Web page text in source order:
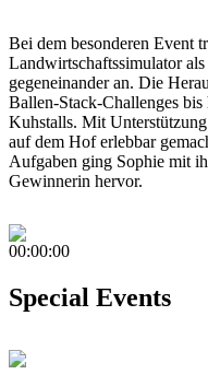
Bei dem besonderen Event
Landwirtschaftssimulator
gegeneinander an. Die
Ballen-Stack-Challenges
Kuhstalls. Mit
auf dem Hof erlebbar
Aufgaben ging Sophie mit
Gewinnerin hervor.
00:00:00
Special Events